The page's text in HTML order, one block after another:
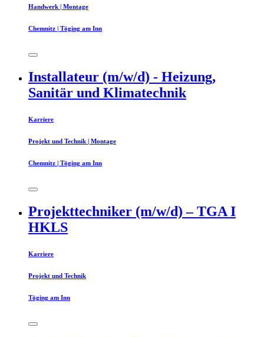
Handwerk | Montage
Chemnitz | Töging am Inn
Installateur (m/w/d) - Heizung,
Sanitär und Klimatechnik
Karriere
Projekt und Technik | Montage
Chemnitz | Töging am Inn
Projekttechniker (m/w/d) – TGA I
HKLS
Karriere
Projekt und Technik
Töging am Inn